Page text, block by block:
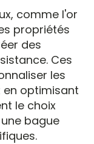
comme l'or
propriétés
des
Ces
les
optimisant
le choix
bague